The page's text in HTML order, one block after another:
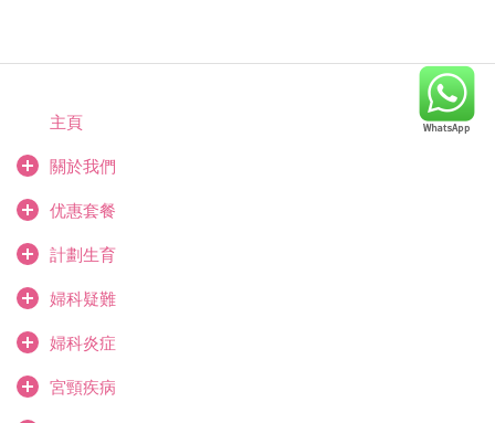
主頁
關於我們
优惠套餐
計劃生育
婦科疑難
婦科炎症
宮頸疾病